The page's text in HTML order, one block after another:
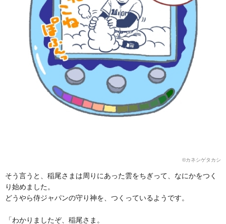
©︎カネシゲタカシ
そう言うと、稲尾さまは周りにあった雲をちぎって、なにかをつく
り始めました。
どうやら侍ジャパンの守り神を、つくっているようです。
「わかりましたぞ、稲尾さま。